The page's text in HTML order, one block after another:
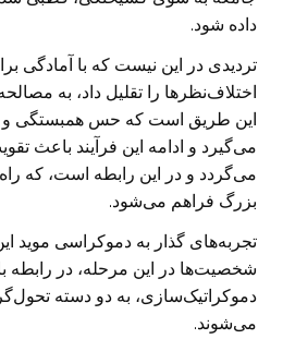
داده شود.
تردیدی در این نیست که با آمادگی
اختلاف‌نظرها را تقلیل داد، به
این طریق است که حس همبستگی و
می‌گیرد و ادامه این فرآیند باعث
می‌گردد و در این رابطه است، که
بزرگ فراهم می‌شود.
تجربه‌های گذار به دموکراسی موید
شخصیت‌ها در این مرحله، در رابطه
دموکراتیک‌سازی، به دو دسته
می‌شوند.